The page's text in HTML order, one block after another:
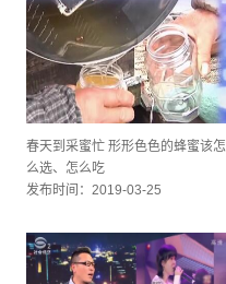
春天到采蜜忙 形形色色的蜂蜜该怎
么选、怎么吃
发布时间：2019-03-25